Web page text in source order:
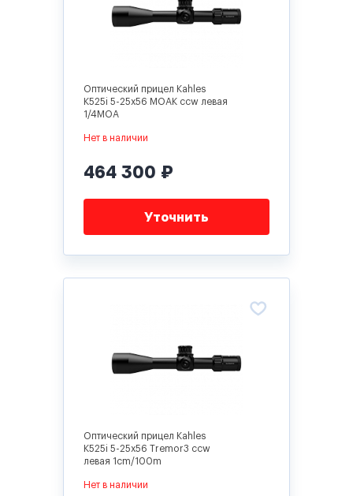
Оптический прицел Kahles
K525i 5-25x56 MOAK ccw левая
1/4MOA
Нет в наличии
464 300 ₽
Уточнить
Оптический прицел Kahles
K525i 5-25x56 Tremor3 ccw
левая 1cm/100m
Нет в наличии